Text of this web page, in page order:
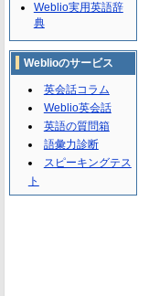
Weblio実用英語辞
典
Weblioのサービス
英会話コラム
Weblio英会話
英語の質問箱
語彙力診断
スピーキングテス
ト